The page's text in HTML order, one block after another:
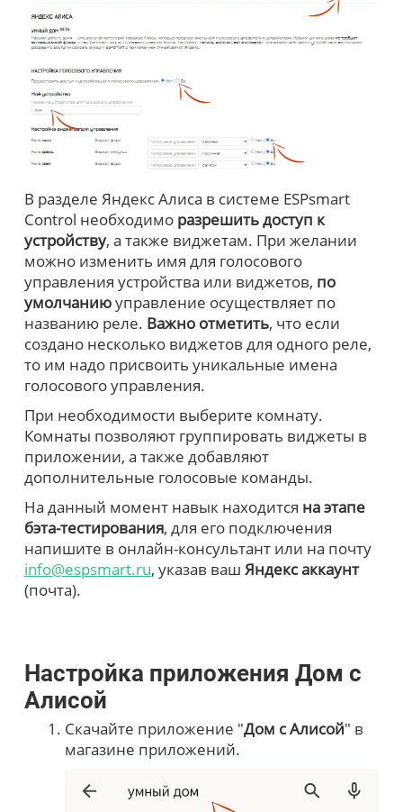
В разделе Яндекс Алиса в системе ESPsmart
Control необходимо разрешить доступ к
устройству, а также виджетам. При желании
можно изменить имя для голосового
управления устройства или виджетов, по
умолчаниюуправление осуществляет по
названию реле. Важно отметить, что если
создано несколько виджетов для одного реле,
то им надо присвоить уникальные имена
голосового управления.
При необходимости выберите комнату.
Комнаты позволяют группировать виджеты в
приложении, а также добавляют
дополнительные голосовые команды.
На данный момент навык находится на этапе
бэта-тестирования, для его подключения
напишите в онлайн-консультант или на почту
info@espsmart.ru, указав ваш Яндекс аккаунт
(почта).
Настройка приложения Дом с
Алисой
Скачайте приложение "Дом с Алисой" в
магазине приложений.